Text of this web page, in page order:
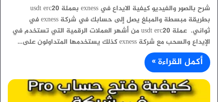
شرح بالصور والفيديو كيفية الايداع في exness بعملة usdt erc20
بطريقة مبسطة والمبلغ يصل إلى حسابك في شركة exness في
ثواني. عملة usdt erc20 من أشهر العملات الرقمية التي تستخدم في
الإيداع والسحب مع شركة exness كذلك يستخدمها المتداولون على…
أكمل القراءة »